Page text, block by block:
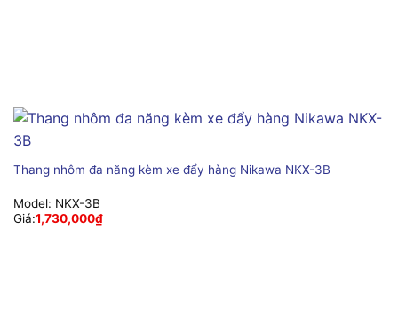
Thang nhôm đa năng kèm xe đẩy hàng Nikawa NKX-3B
Model: NKX-3B
Giá:1,730,000₫